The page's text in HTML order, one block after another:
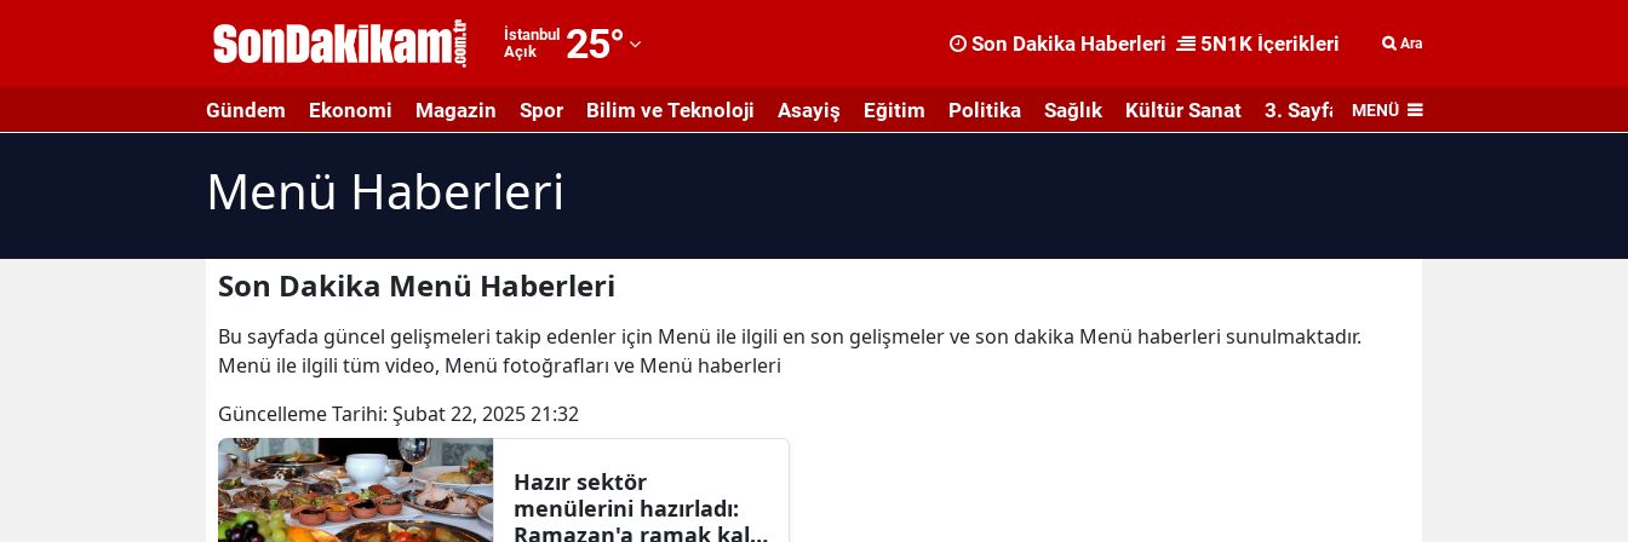
İstanbul
Açık
25°
Adıyaman
Afyonkarahisar
Amasya
Antalya
Artvin
Aydın
Balıkesir
Son Dakika Haberleri 5N1K İçerikleri Ara
Gündem Ekonomi Magazin Spor Bilim ve Teknoloji Asayiş Eğitim Politika Sağlık Kültür Sanat 3. Sayfa MENÜ
Menü Haberleri
Son Dakika Menü Haberleri
Bu sayfada güncel gelişmeleri takip edenler için Menü ile ilgili en son gelişmeler ve son dakika Menü haberleri sunulmaktadır.
Menü ile ilgili tüm video, Menü fotoğrafları ve Menü haberleri
Güncelleme Tarihi: Şubat 22, 2025 21:32
Hazır sektör
menülerini hazırladı:
Ramazan'a ramak kala